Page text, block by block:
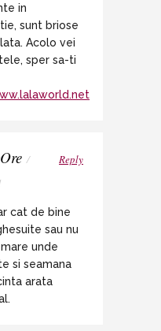
in
sunt briose
Acolo vei
sper sa-ti
/
Reply
cat de bine
sau nu
unde
si seamana
arata